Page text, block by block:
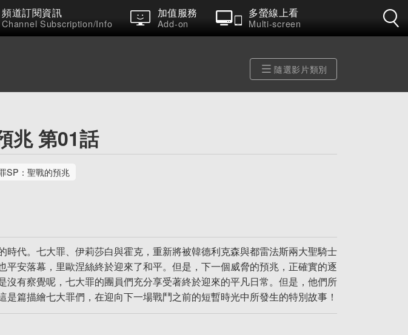
頻道訂閱資訊
Channel Subscription/Info
加值服務
Add-on
多螢線上看
Multi-screen
隨選影片類別
兆 第01話
SP：聖戰的預兆
時代。七大罪、伊莉莎白與霍克，重新將被韓德利克森與都雷法斯兩大聖騎士
平安落幕，里歐涅絲終於迎來了和平。但是，下一個威脅的預兆，正確實的逐
沒有察覺呢，七大罪的團員們充分享受著終於迎來的平凡日常。但是，他們所
篇描繪七大罪們，在迎向下一場戰鬥之前的短暫時光中所發生的特別故事！